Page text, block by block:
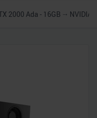
2000 Ada - 16GB NVIDIA